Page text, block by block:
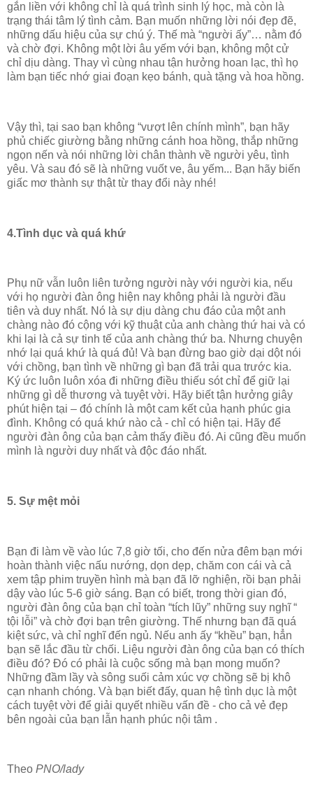
gắn liền với không chỉ là quá trình sinh lý học, mà còn là
trạng thái tâm lý tình cảm. Bạn muốn những lời nói đẹp đẽ,
những dấu hiệu của sự chú ý. Thế mà “người ấy”… nằm đó
và chờ đợi. Không một lời âu yếm với bạn, không một cử
chỉ dịu dàng. Thay vì cùng nhau tận hưởng hoan lạc, thì họ
làm bạn tiếc nhớ giai đoạn kẹo bánh, quà tặng và hoa hồng.
Vậy thì, tại sao bạn không “vượt lên chính mình”, bạn hãy
phủ chiếc giường bằng những cánh hoa hồng, thắp những
ngọn nến và nói những lời chân thành về người yêu, tình
yêu. Và sau đó sẽ là những vuốt ve, âu yếm... Bạn hãy biến
giấc mơ thành sự thật từ thay đổi này nhé!
4.Tình dục và quá khứ
Phụ nữ vẫn luôn liên tưởng người này với người kia, nếu
với họ người đàn ông hiện nay không phải là người đầu
tiên và duy nhất. Nó là sự dịu dàng chu đáo của một anh
chàng nào đó cộng với kỹ thuật của anh chàng thứ hai và có
khi lại là cả sự tinh tế của anh chàng thứ ba. Nhưng chuyện
nhớ lại quá khứ là quá đủ! Và bạn đừng bao giờ dại dột nói
với chồng, bạn tình về những gì bạn đã trải qua trước kia.
Ký ức luôn luôn xóa đi những điều thiếu sót chỉ để giữ lại
những gì dễ thương và tuyệt vời. Hãy biết tận hưởng giây
phút hiện tại – đó chính là một cam kết của hạnh phúc gia
đình. Không có quá khứ nào cả - chỉ có hiện tại. Hãy để
người đàn ông của bạn cảm thấy điều đó. Ai cũng đều muốn
mình là người duy nhất và độc đáo nhất.
5. Sự mệt mỏi
Bạn đi làm về vào lúc 7,8 giờ tối, cho đến nửa đêm bạn mới
hoàn thành việc nấu nướng, dọn dẹp, chăm con cái và cả
xem tập phim truyền hình mà bạn đã lỡ nghiện, rồi bạn phải
dậy vào lúc 5-6 giờ sáng. Bạn có biết, trong thời gian đó,
người đàn ông của bạn chỉ toàn “tích lũy” những suy nghĩ “
tội lỗi” và chờ đợi bạn trên giường. Thế nhưng bạn đã quá
kiệt sức, và chỉ nghĩ đến ngủ. Nếu anh ấy “khều” bạn, hẳn
bạn sẽ lắc đầu từ chối. Liệu người đàn ông của bạn có thích
điều đó? Đó có phải là cuộc sống mà bạn mong muốn?
Những đầm lầy và sông suối cảm xúc vợ chồng sẽ bị khô
cạn nhanh chóng. Và bạn biết đấy, quan hệ tình dục là một
cách tuyệt vời để giải quyết nhiều vấn đề - cho cả vẻ đẹp
bên ngoài của bạn lẫn hạnh phúc nội tâm .
Theo PNO/lady